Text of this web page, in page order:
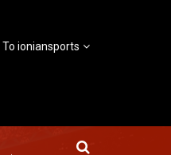
Το ioniansports